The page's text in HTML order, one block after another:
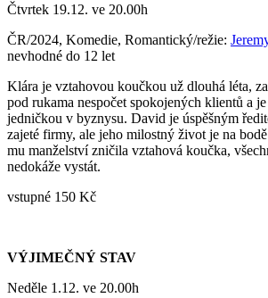
Čtvrtek 19.12. ve 20.00h
ČR/2024, Komedie, Romantický/režie:
nevhodné do 12 let
Klára je vztahovou koučkou už dlouhá léta,
pod rukama nespočet spokojených klientů a
jedničkou v byznysu. David je úspěšným
zajeté firmy, ale jeho milostný život je na
mu manželství zničila vztahová koučka,
nedokáže vystát.
vstupné 150 Kč
VÝJIMEČNÝ STAV
Neděle 1.12. ve 20.00h